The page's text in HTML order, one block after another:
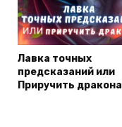
Лавка точных
предсказаний или
Приручить дракона